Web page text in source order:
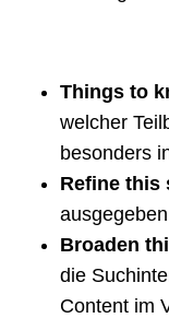
Things to
welcher
besonders
Refine this
Broaden
die
Content im